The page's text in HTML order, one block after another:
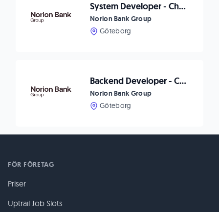
System Developer - Checkout
Norion Bank Group
Göteborg
Backend Developer - Checkout
Norion Bank Group
Göteborg
FÖR FÖRETAG
Priser
Uptrail Job Slots